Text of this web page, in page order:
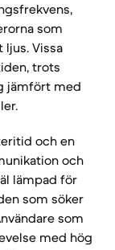
som
ljus. Vissa
trots
jämfört med
och en
och
lämpad för
som söker
som
med hög